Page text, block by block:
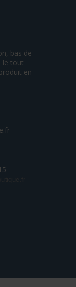
bas de
le tout
en